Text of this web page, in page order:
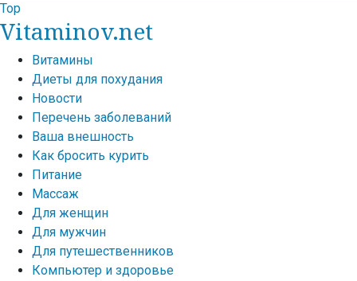
Top
Vitaminov.net
Витамины
Диеты для похудания
Новости
Перечень заболеваний
Ваша внешность
Как бросить курить
Питание
Массаж
Для женщин
Для мужчин
Для путешественников
Компьютер и здоровье